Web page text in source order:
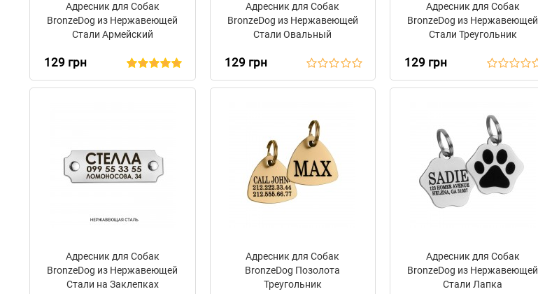
Адресник для Собак
BronzeDog из Нержавеющей
Стали Армейский
129 грн
Адресник для Собак
BronzeDog из Нержавеющей
Стали Овальный
129 грн
Адресник для Собак
BronzeDog из Нержавеющей
Стали Треугольник
129 грн
Адресник для Собак
BronzeDog из Нержавеющей
Стали на Заклепках
Адресник для Собак
BronzeDog Позолота
Треугольник
Адресник для Собак
BronzeDog из Нержавеющей
Стали Лапка